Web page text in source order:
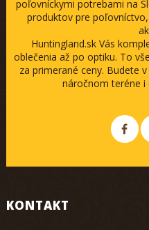
poľovníckymi potrebami na
produktov pre
Huntingland.sk Vás
oblečenia až po optiku. To
za primerané ceny. Budete
náročnom teréne i
KONTAKT